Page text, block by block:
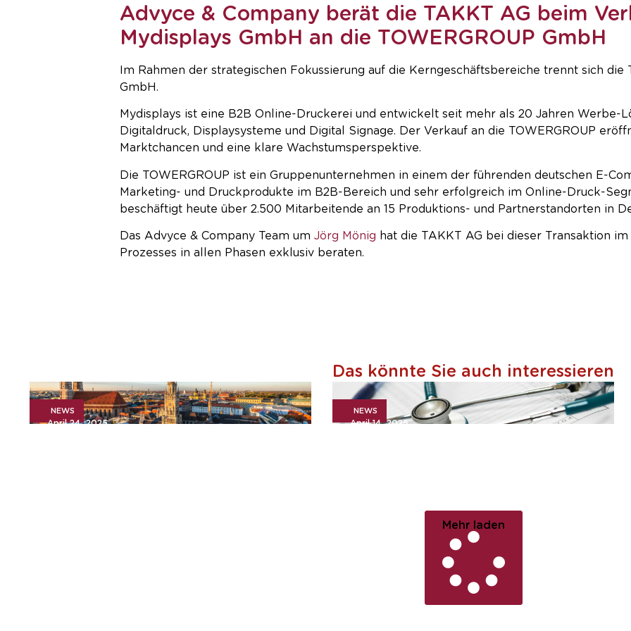
KARRIERE AKTUELLE STELLENANGEBOTE FAQS
Advyce & Company berät die TAKKT AG beim
Mydisplays GmbH an die TOWERGROUP GmbH
Im Rahmen der strategischen Fokussierung auf die Kerngeschäftsbereiche trennt sich die
GmbH.
Mydisplays ist eine B2B Online-Druckerei und entwickelt seit mehr als 20 Jahren Werbe-
Digitaldruck, Displaysysteme und Digital Signage. Der Verkauf an die TOWERGROUP
Marktchancen und eine klare Wachstumsperspektive.
Die TOWERGROUP ist ein Gruppenunternehmen in einem der führenden deutschen E-
Marketing- und Druckprodukte im B2B-Bereich und sehr erfolgreich im Online-Druck-
beschäftigt heute über 2.500 Mitarbeitende an 15 Produktions- und Partnerstandorten in
Das Advyce & Company Team um Jörg Mönig hat die TAKKT AG bei dieser Transaktion
Prozesses in allen Phasen exklusiv beraten.
Das könnte Sie auch interessieren
NEWS
April 24, 2025
NEWS
April 14, 2025
Mehr laden